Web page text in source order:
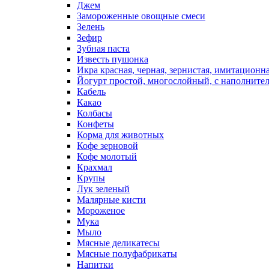
Джем
Замороженные овощные смеси
Зелень
Зефир
Зубная паста
Известь пушонка
Икра красная, черная, зернистая,
Йогурт простой, многослойный, с
Кабель
Какао
Колбасы
Конфеты
Корма для животных
Кофе зерновой
Кофе молотый
Крахмал
Крупы
Лук зеленый
Малярные кисти
Мороженое
Мука
Мыло
Мясные деликатесы
Мясные полуфабрикаты
Напитки